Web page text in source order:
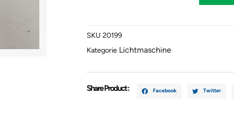
2003-
51714791
SKU20199
Kategorie Lichtmaschine
Share Product : Facebook Twitter